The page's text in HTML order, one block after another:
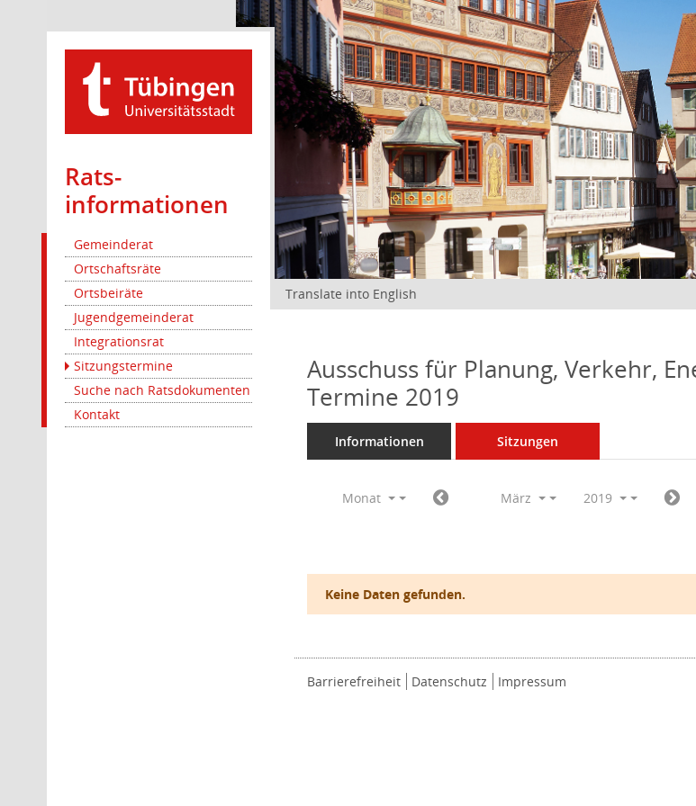
Rats­
informationen
Gemeinderat
Ortschaftsräte
Ortsbeiräte
Jugendgemeinderat
Integrationsrat
Sitzungstermine
Suche nach Ratsdokumenten
Kontakt
Translate into English
Ausschuss für Planung, Verkehr,
Termine 2019
Informationen Sitzungen
Monat März 2019
Keine Daten gefunden.
Barrierefreiheit Datenschutz Impressum